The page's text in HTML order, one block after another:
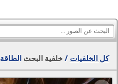
كل الخلفيات /خلفية البحثالطاقة